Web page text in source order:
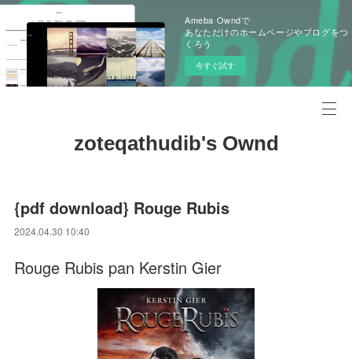
Ameba Owndで
あなただけのホームページやブログをつ
くろう
今すぐ試す
zoteqathudib's Ownd
{pdf download} Rouge Rubis
2024.04.30 10:40
Rouge Rubis pan Kerstin Gier